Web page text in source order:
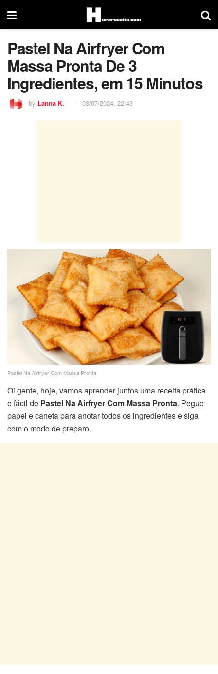
Pastel Na Airfryer Com
Massa Pronta De 3
Ingredientes, em 15 Minutos
by Lanna K. 03/07/2024, 22:43
Pastel Na Airfryer Com Massa Pronta
Oi gente, hoje, vamos aprender juntos uma receita prática
e fácil de Pastel Na Airfryer Com Massa Pronta. Pegue
papel e caneta para anotar todos os ingredientes e siga
com o modo de preparo.